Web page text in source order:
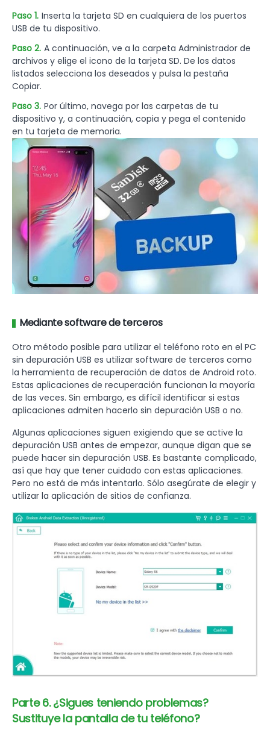
Paso 1. Inserta la tarjeta SD en cualquiera de los puertos
USB de tu dispositivo.
Paso 2. A continuación, ve a la carpeta Administrador de
archivos y elige el icono de la tarjeta SD. De los datos
listados selecciona los deseados y pulsa la pestaña
Copiar.
Paso 3. Por último, navega por las carpetas de tu
dispositivo y, a continuación, copia y pega el contenido
en tu tarjeta de memoria.
Mediante software de terceros
Otro método posible para utilizar el teléfono roto en el PC
sin depuración USB es utilizar software de terceros como
la herramienta de recuperación de datos de Android roto.
Estas aplicaciones de recuperación funcionan la mayoría
de las veces. Sin embargo, es difícil identificar si estas
aplicaciones admiten hacerlo sin depuración USB o no.
Algunas aplicaciones siguen exigiendo que se active la
depuración USB antes de empezar, aunque digan que se
puede hacer sin depuración USB. Es bastante complicado,
así que hay que tener cuidado con estas aplicaciones.
Pero no está de más intentarlo. Sólo asegúrate de elegir y
utilizar la aplicación de sitios de confianza.
Parte 6. ¿Sigues teniendo problemas?
Sustituye la pantalla de tu teléfono?